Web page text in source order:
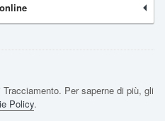
Per saperne di più, gli
Policy.